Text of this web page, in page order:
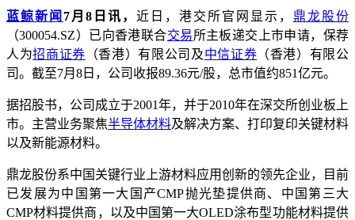
蓝鲸新闻 7月8日讯， 近日，港交所官网显示， 鼎龙股份
（300054.SZ）已向香港联合交易所主板递交上市申请，保荐
人为招商证券 （香港）有限公司及中信证券 （香港）有限公
司。截至7月8日，公司收报89.36元/股，总市值约851亿元。
据招股书，公司成立于2001年，并于2010年在深交所创业板上
市。主营业务聚焦半导体材料及解决方案、打印复印关键材料
以及新能源材料。
鼎龙股份系中国关键行业上游材料应用创新的领先企业，目前
已发展为中国第一大国产CMP抛光垫提供商、中国第三大
CMP材料提供商，以及中国第一大OLED涂布型功能材料提供